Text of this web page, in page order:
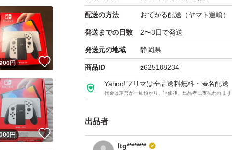
配送の方法 おてがる配送（ヤマト運輸）
発送までの日数 2〜3日で発送
発送元の地域 静岡県
商品ID z625188234
Yahoo!フリマは全品送料無料・匿名配送
代金は運営が一旦預かり、評価後、出品者に支払われます
出品者
ltg********
！円
！円 いいね！